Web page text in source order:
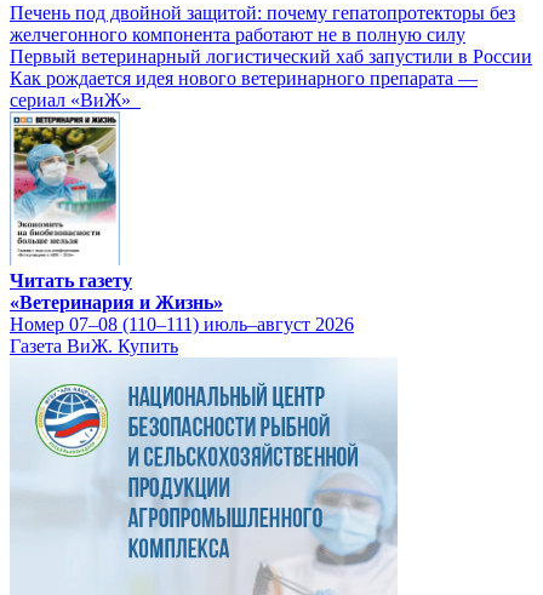
Печень под двойной защитой: почему гепатопротекторы без
желчегонного компонента работают не в полную силу
Первый ветеринарный логистический хаб запустили в России
Как рождается идея нового ветеринарного препарата —
сериал «ВиЖ»
Читать газету
«Ветеринария и Жизнь»
Номер 07–08 (110–111) июль–август 2026
Газета ВиЖ. Купить